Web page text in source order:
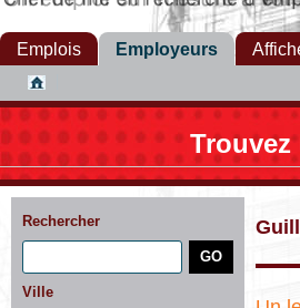
Emplois Employeurs
Rechercher
Ville